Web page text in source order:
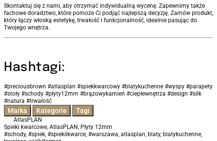
Skontaktuj się z nami, aby otrzymać indywidualną wycenę. Zapewnimy także
fachowe doradztwo, które pomoże Ci podjąć najlepszą decyzję. Zamów produkt,
który łączy włoską estetykę, trwałość i funkcjonalność, idealnie pasując do
Twojego wnętrza.
Hashtagi:
#preciousbrown #atlasplan #spiekkwarcowy #blatykuchenne #wyspy #parapety
#stoły #schody #płyty12mm #brązowykamień #ciepłewnętrza #design #silk
#natura #trwałość
Marka Kategorie Tagi
AtlasPLAN
Spieki kwarcowe, AtlasPLAN, Płyty 12mm
#schody, #spiek, #spiekiikwarce, #warszawa, atlasplan, blaty, blatykuchenne,